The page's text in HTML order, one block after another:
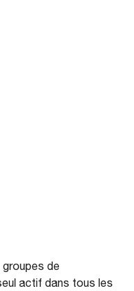
groupes de
actif dans tous les